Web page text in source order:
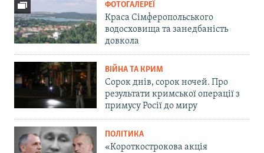
ФОТОГАЛЕРЕЇ
Краса Сімферопольського
водосховища та занедбаність
довкола
ВІЙНА ТА КРИМ
Сорок днів, сорок ночей. Про
результати кримської операції з
примусу Росії до миру
ПОЛІТИКА
«Короткострокова акція